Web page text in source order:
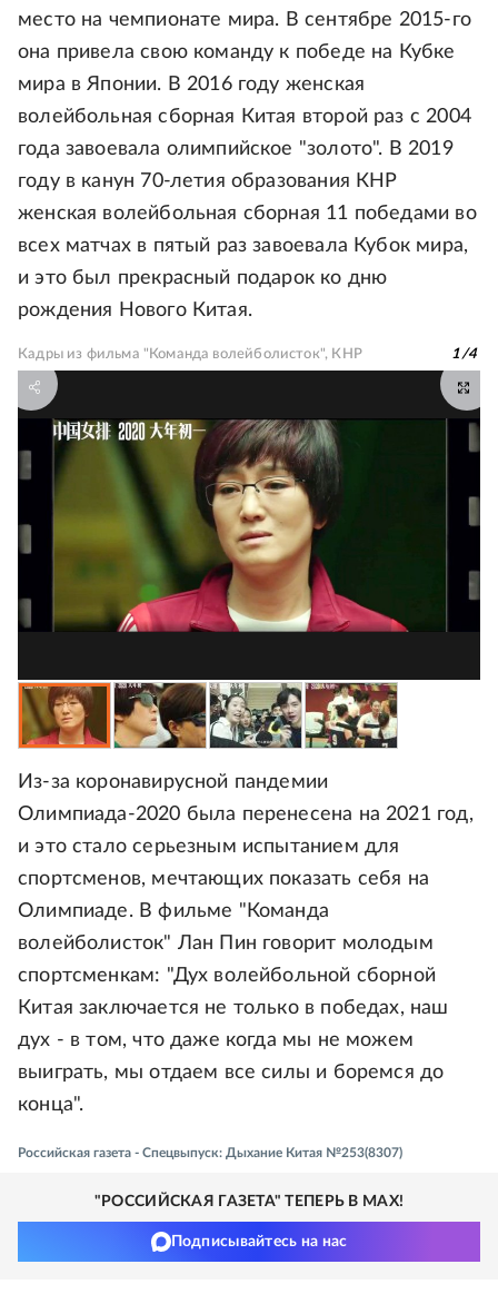
место на чемпионате мира. В сентябре 2015-го
она привела свою команду к победе на Кубке
мира в Японии. В 2016 году женская
волейбольная сборная Китая второй раз с 2004
года завоевала олимпийское "золото". В 2019
году в канун 70-летия образования КНР
женская волейбольная сборная 11 победами во
всех матчах в пятый раз завоевала Кубок мира,
и это был прекрасный подарок ко дню
рождения Нового Китая.
Кадры из фильма "Команда волейболисток", КНР 1/4
Из-за коронавирусной пандемии
Олимпиада-2020 была перенесена на 2021 год,
и это стало серьезным испытанием для
спортсменов, мечтающих показать себя на
Олимпиаде. В фильме "Команда
волейболисток" Лан Пин говорит молодым
спортсменкам: "Дух волейбольной сборной
Китая заключается не только в победах, наш
дух - в том, что даже когда мы не можем
выиграть, мы отдаем все силы и боремся до
конца".
Российская газета - Спецвыпуск: Дыхание Китая №253(8307)
"РОССИЙСКАЯ ГАЗЕТА" ТЕПЕРЬ В MAX!
Подписывайтесь на нас